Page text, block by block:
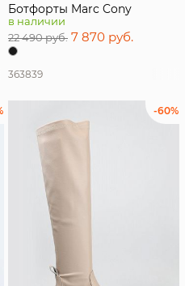
Ботфорты Marc Cony
в наличии
22 490 руб. 7 870 руб.
363839
-60%